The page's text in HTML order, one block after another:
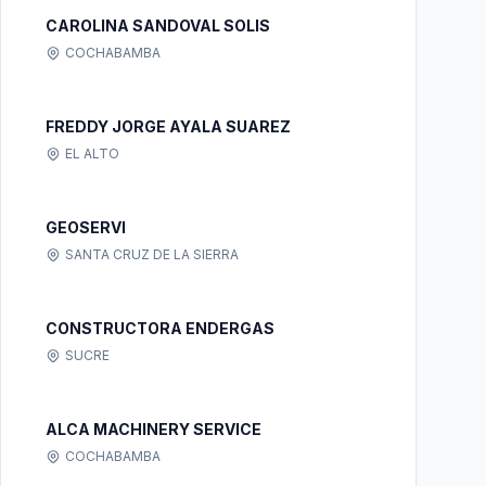
CAROLINA SANDOVAL SOLIS
COCHABAMBA
FREDDY JORGE AYALA SUAREZ
EL ALTO
GEOSERVI
SANTA CRUZ DE LA SIERRA
CONSTRUCTORA ENDERGAS
SUCRE
ALCA MACHINERY SERVICE
COCHABAMBA